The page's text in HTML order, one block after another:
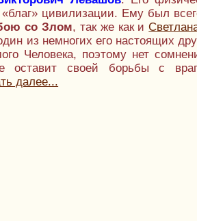
цивилизации. Ему был
со Злом, так же как и
из немногих его настоящих
Человека, поэтому нет
своей борьбы с
далее...